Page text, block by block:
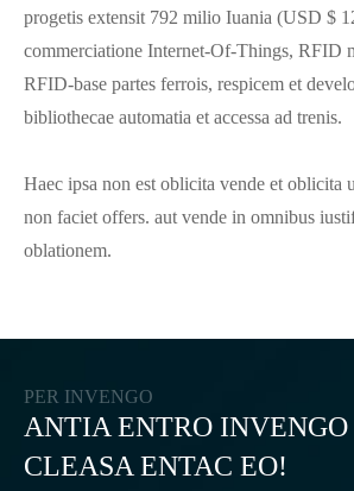
progetis extensit 792 milio Iuania (USD $
commerciatione Internet-Of-Things, RFID
RFID-base partes ferrois, respicem et
bibliothecae automatia et accessa ad trenis.
Haec ipsa non est oblicita vende et oblicita
non faciet offers. aut vende in omnibus
oblationem.
PER INVENGO
ANTIA ENTRO INVENGO
CLEASA ENTAC EO!